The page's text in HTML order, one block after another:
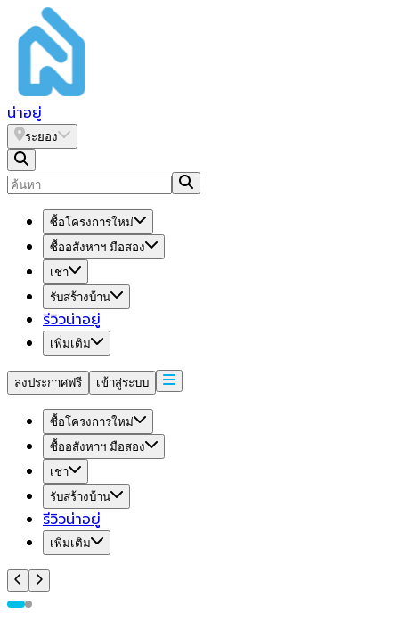
น่าอยู่
ระยอง
ซื้อโครงการใหม่
ซื้ออสังหาฯ มือสอง
เช่า
รับสร้างบ้าน
รีวิวน่าอยู่
เพิ่มเติม
ลงประกาศฟรี เข้าสู่ระบบ
ซื้อโครงการใหม่
ซื้ออสังหาฯ มือสอง
เช่า
รับสร้างบ้าน
รีวิวน่าอยู่
เพิ่มเติม